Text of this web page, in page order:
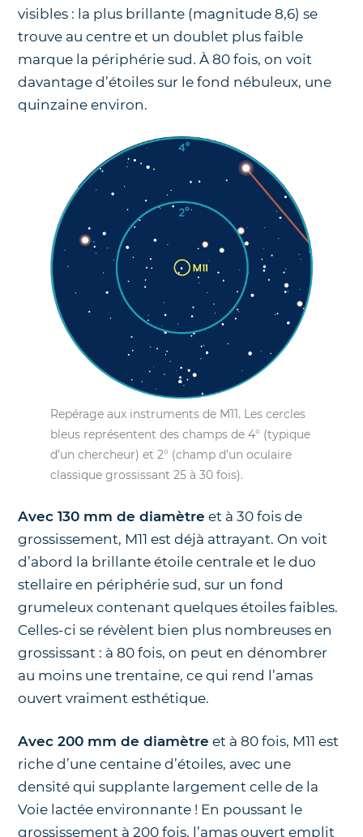
visibles : la plus brillante (magnitude 8,6) se
trouve au centre et un doublet plus faible
marque la périphérie sud. À 80 fois, on voit
davantage d’étoiles sur le fond nébuleux, une
quinzaine environ.
Repérage aux instruments de M11. Les cercles
bleus représentent des champs de 4° (typique
d’un chercheur) et 2° (champ d’un oculaire
classique grossissant 25 à 30 fois).
Avec 130 mm de diamètre et à 30 fois de
grossissement, M11 est déjà attrayant. On voit
d’abord la brillante étoile centrale et le duo
stellaire en périphérie sud, sur un fond
grumeleux contenant quelques étoiles faibles.
Celles-ci se révèlent bien plus nombreuses en
grossissant : à 80 fois, on peut en dénombrer
au moins une trentaine, ce qui rend l’amas
ouvert vraiment esthétique.
Avec 200 mm de diamètre et à 80 fois, M11 est
riche d’une centaine d’étoiles, avec une
densité qui supplante largement celle de la
Voie lactée environnante ! En poussant le
grossissement à 200 fois, l’amas ouvert emplit